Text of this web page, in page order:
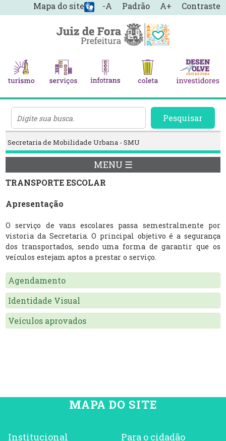
-A Padrão A+ Contraste
Mapa do site
Pesquisar
Secretaria de Mobilidade Urbana - SMU
MENU ☰
TRANSPORTE ESCOLAR
Apresentação
O serviço de vans escolares passa semestralmente por
vistoria da Secretaria. O principal objetivo é a segurança
dos transportados, sendo uma forma de garantir que os
veículos estejam aptos a prestar o serviço.
Agendamento
Identidade Visual
Veículos aprovados
MAPA DO SITE
Institucional Para o cidadão